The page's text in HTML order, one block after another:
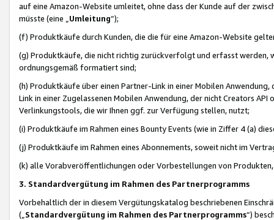
auf eine Amazon-Website umleitet, ohne dass der Kunde auf der
müsste (eine „ Umleitung“);
(f) Produktkäufe durch Kunden, die die für eine Amazon-Website
(g) Produktkäufe, die nicht richtig zurückverfolgt und erfasst werden,
ordnungsgemäß formatiert sind;
(h) Produktkäufe über einen Partner-Link in einer Mobilen
Link in einer Zugelassenen Mobilen Anwendung, der nicht Creators
Verlinkungstools, die wir Ihnen ggf. zur Verfügung stellen, nutzt;
(i) Produktkäufe im Rahmen eines Bounty Events (wie in Ziffer 4 (a)
(j) Produktkäufe im Rahmen eines Abonnements, soweit nicht im
(k) alle Vorabveröffentlichungen oder Vorbestellungen von
3. Standardvergütung im Rahmen des Partnerprogramms
Vorbehaltlich der in diesem Vergütungskatalog beschriebenen
(„ Standardvergütung im Rahmen des Partnerprogramms“)